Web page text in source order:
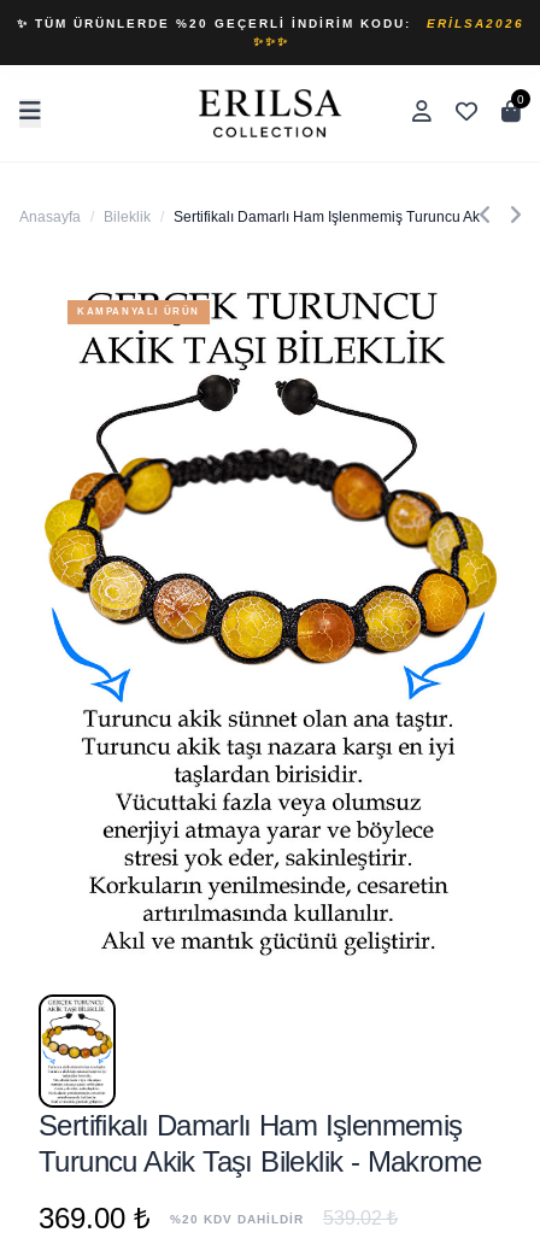
✨ TÜM ÜRÜNLERDE %20 GEÇERLI İNDIRIM KODU:
ERILSA2026
✨✨✨
0
Anasayfa / Bileklik / Sertifikalı Damarlı Ham Işlenmemiş Turuncu Akik Taşı
KAMPANYALI ÜRÜN
Sertifikalı Damarlı Ham Işlenmemiş
Turuncu Akik Taşı Bileklik - Makrome
369.00 ₺
%20 KDV DAHİLDİR 539.02 ₺